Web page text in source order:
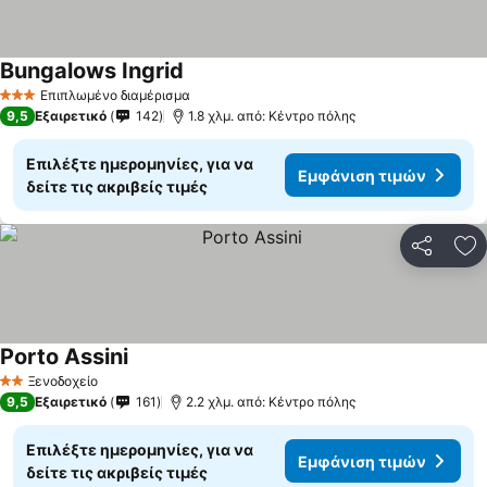
3 ΑστέριαΕπιπλωμένο διαμέρισμα
Bungalows Ingrid
9,5 Εξαιρετικό 142 1.8 χλμ. από: Κέντρο πόλης
Επιλέξτε ημερομηνίες, για να
δείτε τις ακριβείς τιμές
Εμφάνιση τιμών
2 ΑστέριαΞενοδοχείο
Porto AssiniΕμφάνιση τιμών
9,5 Εξαιρετικό 161 2.2 χλμ. από: Κέντρο πόλης
Επιλέξτε ημερομηνίες, για να
δείτε τις ακριβείς τιμές
Εμφάνιση τιμών